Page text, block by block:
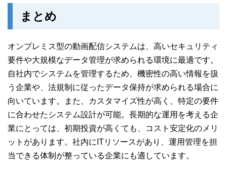
まとめ
オンプレミス型の動画配信システムは、高いセキュリティ
要件や大規模なデータ管理が求められる環境に最適です。
自社内でシステムを管理するため、機密性の高い情報を扱
う企業や、法規制に従ったデータ保持が求められる場合に
向いています。また、カスタマイズ性が高く、特定の要件
に合わせたシステム設計が可能。長期的な運用を考える企
業にとっては、初期投資が高くても、コスト安定化のメリ
ットがあります。社内にITリソースがあり、運用管理を担
当できる体制が整っている企業にも適しています。